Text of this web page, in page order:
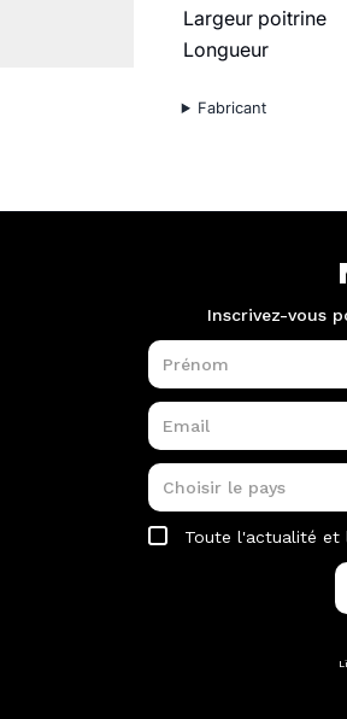
Largeur poitrine
Longueur
Fabricant